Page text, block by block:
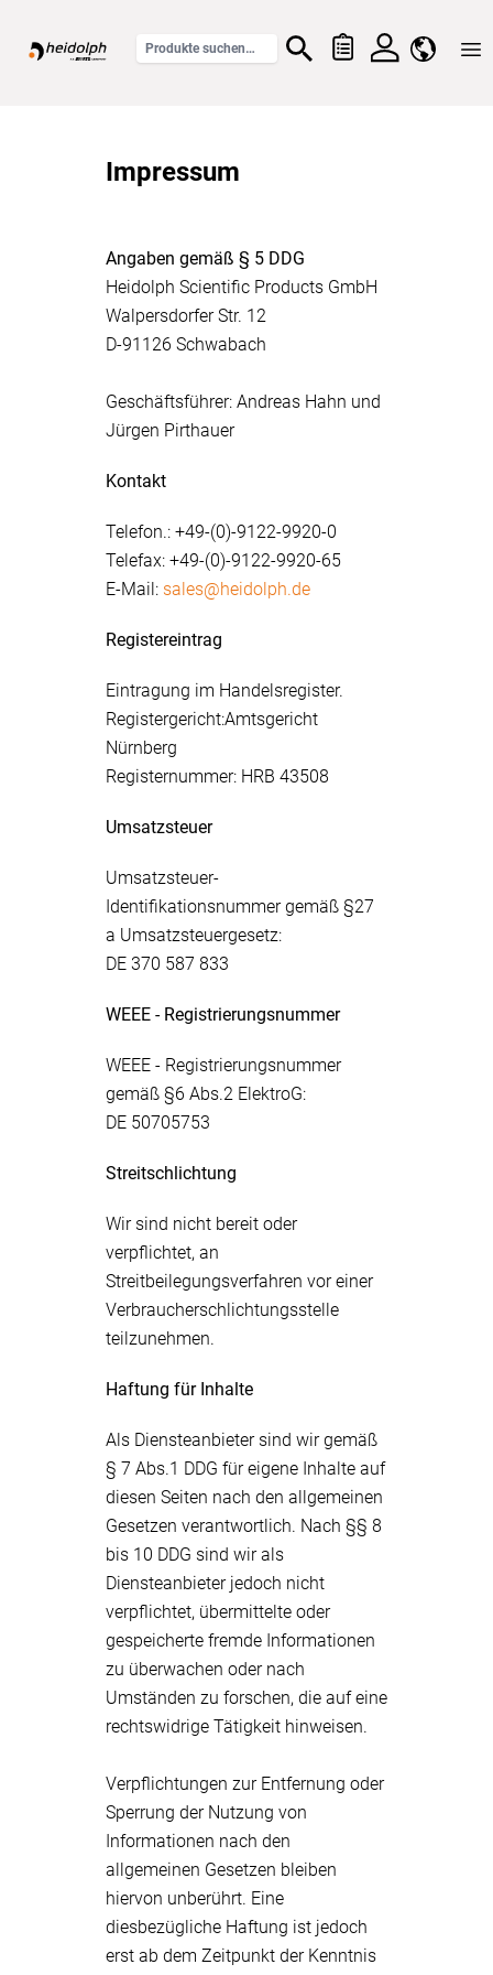
Impressum
Angaben gemäß § 5 DDG
Heidolph Scientific Products GmbH
Walpersdorfer Str. 12
D-91126 Schwabach
Geschäftsführer: Andreas Hahn und
Jürgen Pirthauer
Kontakt
Telefon.: +49-(0)-9122-9920-0
Telefax: +49-(0)-9122-9920-65
E-Mail: sales@heidolph.de
Registereintrag
Eintragung im Handelsregister.
Registergericht:Amtsgericht
Nürnberg
Registernummer: HRB 43508
Umsatzsteuer
Umsatzsteuer-
Identifikationsnummer gemäß §27
a Umsatzsteuergesetz:
DE 370 587 833
WEEE - Registrierungsnummer
WEEE - Registrierungsnummer
gemäß §6 Abs.2 ElektroG:
DE 50705753
Streitschlichtung
Wir sind nicht bereit oder
verpflichtet, an
Streitbeilegungsverfahren vor einer
Verbraucherschlichtungsstelle
teilzunehmen.
Haftung für Inhalte
Als Diensteanbieter sind wir gemäß
§ 7 Abs.1 DDG für eigene Inhalte auf
diesen Seiten nach den allgemeinen
Gesetzen verantwortlich. Nach §§ 8
bis 10 DDG sind wir als
Diensteanbieter jedoch nicht
verpflichtet, übermittelte oder
gespeicherte fremde Informationen
zu überwachen oder nach
Umständen zu forschen, die auf eine
rechtswidrige Tätigkeit hinweisen.
Verpflichtungen zur Entfernung oder
Sperrung der Nutzung von
Informationen nach den
allgemeinen Gesetzen bleiben
hiervon unberührt. Eine
diesbezügliche Haftung ist jedoch
erst ab dem Zeitpunkt der Kenntnis